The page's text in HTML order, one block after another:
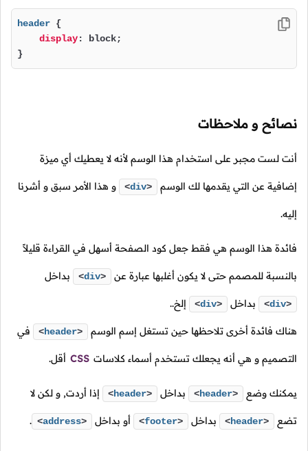
header {
display: block;
}
نصائح و ملاحظات
أنت لست مجبر على استخدام هذا الوسم لأنه لا يعطيك أي ميزة
إضافية عن التي يقدمها لك الوسم <div> و هذا الأمر سبق و أشرنا
إليه.
فائدة هذا الوسم هي فقط جعل كود الصفحة أسهل في القراءة قليلاً
بالنسبة للمصمم حتى لا يكون أغلبها عبارة عن <div> بداخل
<div> بداخل <div> إلخ..
هناك فائدة أخرى تلاحظها حين تستغل إسم الوسم <header> في
التصميم و هي أنه يجعلك تستخدم أسماء كلاسات CSS أقل.
يمكنك وضع <header> بداخل <header> إذا أردت, و لكن لا
تضع <header> بداخل <footer> أو بداخل <address>
.